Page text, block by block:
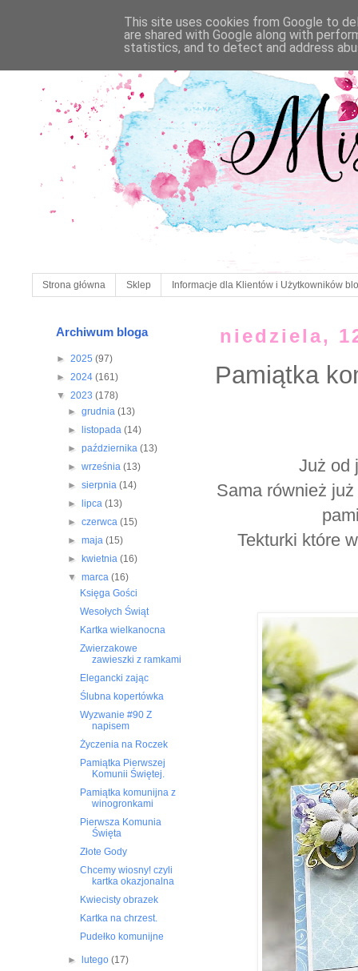
Strona główna Sklep Informacje dla Klientów i Użytkowników
niedziela,
Pamiątka
Już od
Sama również
Tekturki które
Archiwum bloga
► 2025 (97)
► 2024 (161)
▼ 2023 (178)
►grudnia(13)
►
listopada(14)
►października(13)
►września(13)
►sierpnia(14)
►
lipca(13)
►czerwca(15)
►maja(15)
►
kwietnia(16)
▼marca(16)
Księga Gości
Wesołych Świąt
Kartka wielkanocna
Zwierzakowe
zawieszki z ramkami
Elegancki zając
Ślubna kopertówka
Wyzwanie #90 Z
napisem
Życzenia na Roczek
Pamiątka Pierwszej
Komunii Świętej.
Pamiątka komunijna z
winogronkami
Pierwsza Komunia
Święta
Złote Gody
Chcemy wiosny! czyli
kartka okazjonalna
Kwiecisty obrazek
Kartka na chrzest.
Pudełko komunijne
► lutego(17)
This site uses cookies from Google to
are shared with Google along with
statistics, and to detect and address